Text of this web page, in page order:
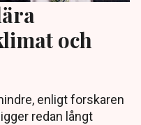
och
enligt forskaren
redan långt